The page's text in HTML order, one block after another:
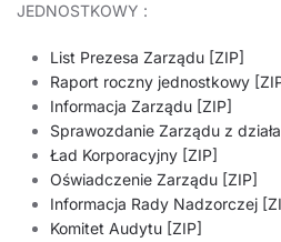
JEDNOSTKOWY :
List Prezesa Zarządu [ZIP]
Raport roczny jednostkowy
Informacja Zarządu [ZIP]
Sprawozdanie Zarządu z
Ład Korporacyjny [ZIP]
Oświadczenie Zarządu [ZIP]
Informacja Rady Nadzorczej
Komitet Audytu [ZIP]